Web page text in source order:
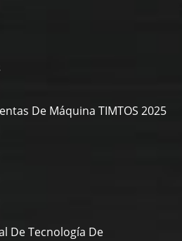
De Máquina TIMTOS 2025
De Tecnología De